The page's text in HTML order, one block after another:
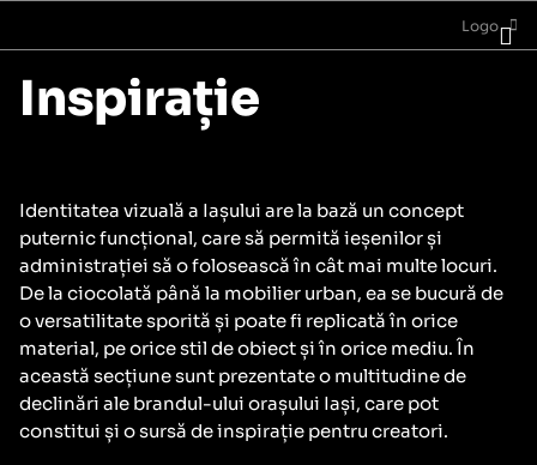
Logo
Inspirație
Identitatea vizuală a Iașului are la bază un concept
puternic funcțional, care să permită ieșenilor și
administrației să o folosească în cât mai multe locuri.
De la ciocolată până la mobilier urban, ea se bucură de
o versatilitate sporită și poate fi replicată în orice
material, pe orice stil de obiect și în orice mediu. În
această secțiune sunt prezentate o multitudine de
declinări ale brandul-ului orașului Iași, care pot
constitui și o sursă de inspirație pentru creatori.